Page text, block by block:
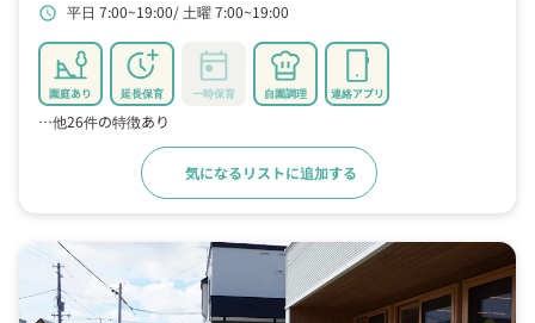
schedule 平日 7:00~19:00 土曜 7:00~19:00
園庭あり 延長保育 一時保育 自園調理 連絡アプリ
…他26件の特徴あり
気になるリストに追加する